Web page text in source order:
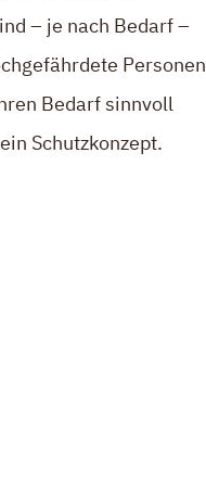
– je nach Bedarf –
Personen
Bedarf sinnvoll
Schutzkonzept.